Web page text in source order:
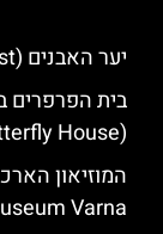
יער האבנים (Stone Forest) ליד ורנה
בית הפרפרים
(Butterfly House)
Varna)